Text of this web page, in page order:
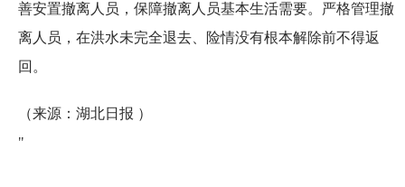
善安置撤离人员，保障撤离人员基本生活需要。严格管理撤
离人员，在洪水未完全退去、险情没有根本解除前不得返
回。
（来源：湖北日报 ）
"